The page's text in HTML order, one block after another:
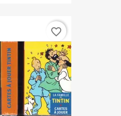
favorite_border